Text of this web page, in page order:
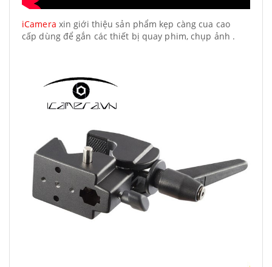
iCamera xin giới thiệu sản phẩm kẹp càng cua cao
cấp dùng để gắn các thiết bị quay phim, chụp ảnh .